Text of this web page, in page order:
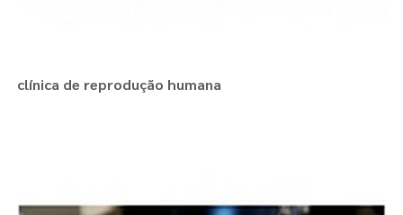
clínica de reprodução humana